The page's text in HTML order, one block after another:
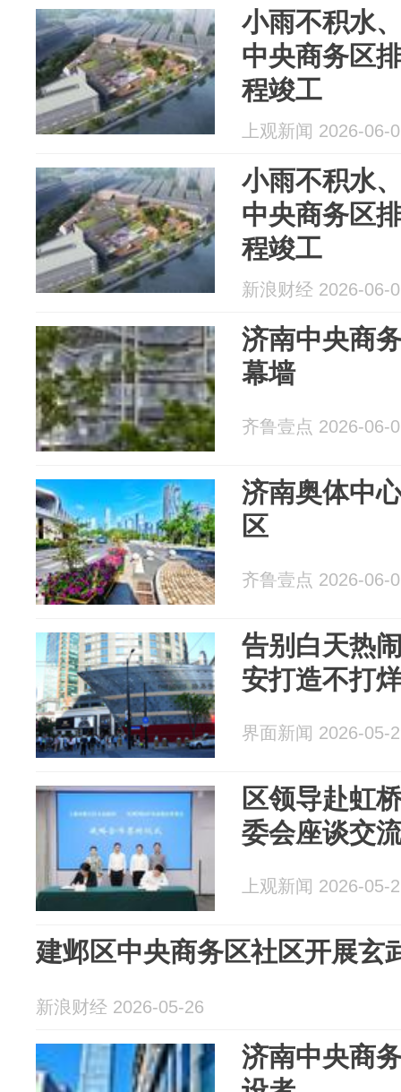
小雨不积水
中央商务区
程竣工
上观新闻 2026-06-
小雨不积水
中央商务区
程竣工
新浪财经 2026-06-
济南中央商
幕墙
齐鲁壹点 2026-06-
济南奥体中
区
齐鲁壹点 2026-06-
告别白天热
安打造不打
界面新闻 2026-05-
区领导赴虹
委会座谈交
上观新闻 2026-05-
建邺区中央商务区社区开展玄
新浪财经 2026-05-26
济南中央商